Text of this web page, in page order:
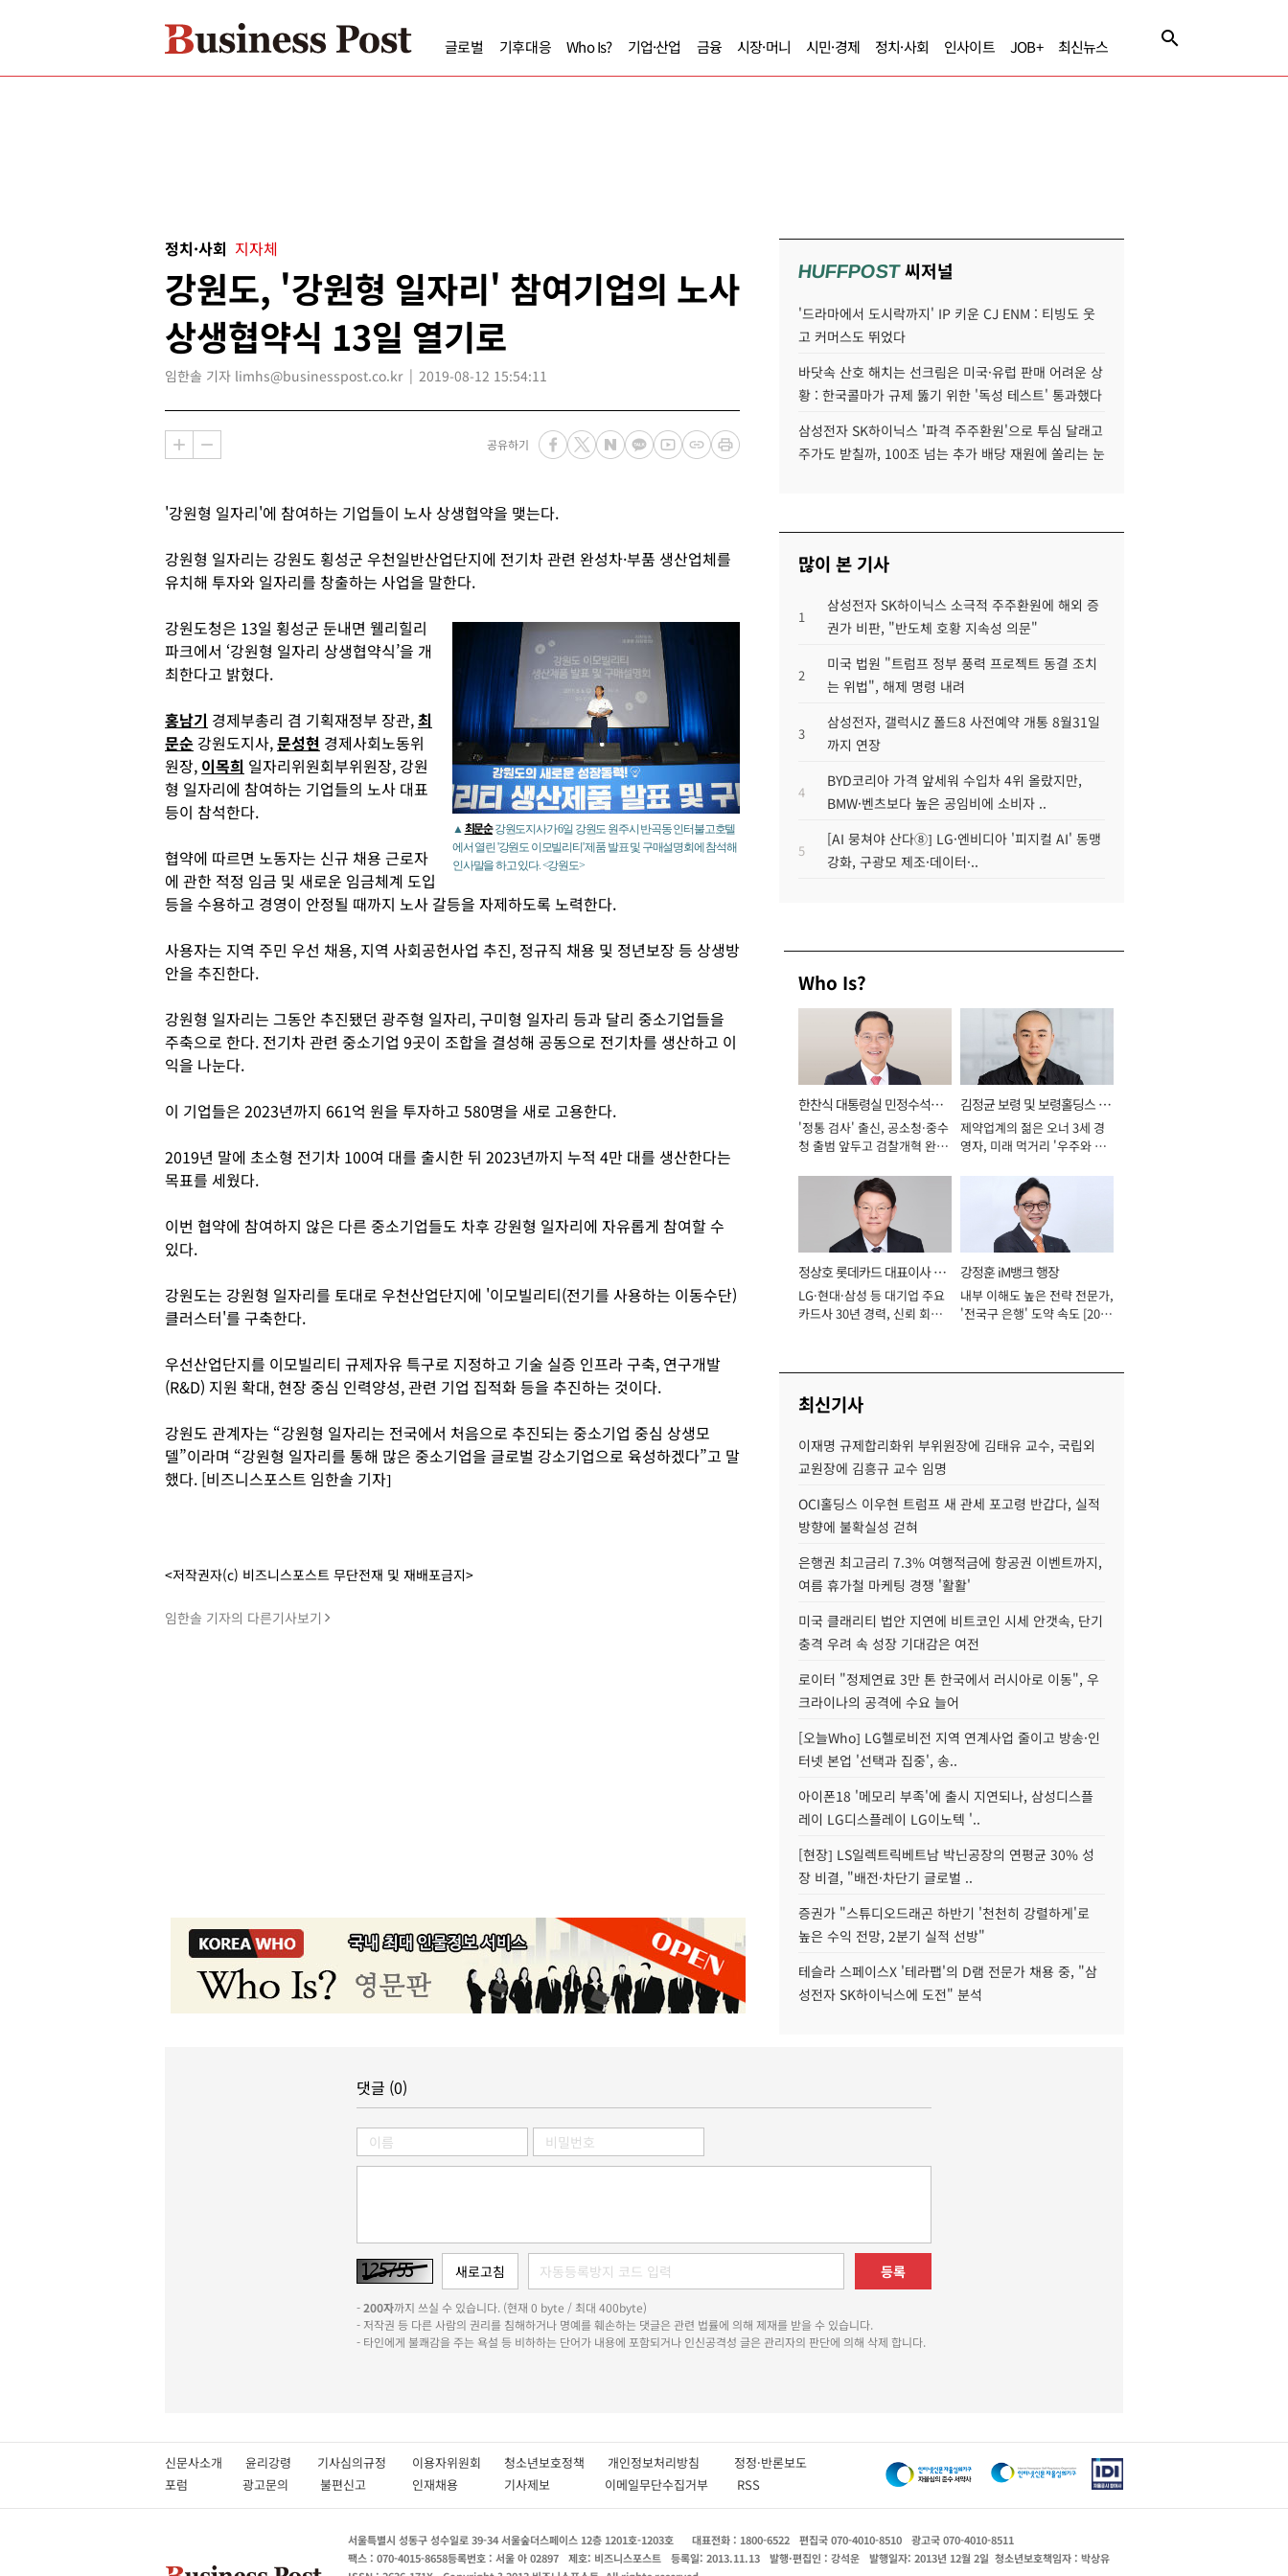
글로벌 기후대응 Who Is? 기업·산업 금융 시장·머니 시민·경제 정치·사회 인사이트 JOB+ 최신뉴스
정치·사회 지자체
강원도, '강원형 일자리' 참여기업의 노사
상생협약식 13일 열기로
임한솔 기자 limhs@businesspost.co.kr 2019-08-12 15:54:11
공유하기
'강원형 일자리'에 참여하는 기업들이 노사 상생협약을 맺는다.
강원형 일자리는 강원도 횡성군 우천일반산업단지에 전기차 관련 완성차·부품 생산업체를
유치해 투자와 일자리를 창출하는 사업을 말한다.
▲ 최문순강원도지사가 6일 강원도 원주시 반곡동 인터불고호텔
에서 열린 '강원도 이모빌리티' 제품 발표 및 구매설명회에 참석해
인사말을 하고 있다. <강원도>
강원도청은 13일 횡성군 둔내면 웰리힐리
파크에서 ‘강원형 일자리 상생협약식’을 개
최한다고 밝혔다.
홍남기 경제부총리 겸 기획재정부 장관,최
문순 강원도지사,문성현 경제사회노동위
원장, 이목희 일자리위원회부위원장, 강원
형 일자리에 참여하는 기업들의 노사 대표
등이 참석한다.
협약에 따르면 노동자는 신규 채용 근로자
에 관한 적정 임금 및 새로운 임금체계 도입
등을 수용하고 경영이 안정될 때까지 노사 갈등을 자제하도록 노력한다.
사용자는 지역 주민 우선 채용, 지역 사회공헌사업 추진, 정규직 채용 및 정년보장 등 상생방
안을 추진한다.
강원형 일자리는 그동안 추진됐던 광주형 일자리, 구미형 일자리 등과 달리 중소기업들을
주축으로 한다. 전기차 관련 중소기업 9곳이 조합을 결성해 공동으로 전기차를 생산하고 이
익을 나눈다.
이 기업들은 2023년까지 661억 원을 투자하고 580명을 새로 고용한다.
2019년 말에 초소형 전기차 100여 대를 출시한 뒤 2023년까지 누적 4만 대를 생산한다는
목표를 세웠다.
이번 협약에 참여하지 않은 다른 중소기업들도 차후 강원형 일자리에 자유롭게 참여할 수
있다.
강원도는 강원형 일자리를 토대로 우천산업단지에 '이모빌리티(전기를 사용하는 이동수단)
클러스터'를 구축한다.
우선산업단지를 이모빌리티 규제자유 특구로 지정하고 기술 실증 인프라 구축, 연구개발
(R&D) 지원 확대, 현장 중심 인력양성, 관련 기업 집적화 등을 추진하는 것이다.
강원도 관계자는 “강원형 일자리는 전국에서 처음으로 추진되는 중소기업 중심 상생모
델”이라며 “강원형 일자리를 통해 많은 중소기업을 글로벌 강소기업으로 육성하겠다”고 말
했다. [비즈니스포스트 임한솔 기자]
<저작권자(c) 비즈니스포스트 무단전재 및 재배포금지>
임한솔 기자의 다른기사보기
HUFFPOST씨저널
'드라마에서 도시락까지' IP 키운 CJ ENM : 티빙도 웃
고 커머스도 뛰었다
바닷속 산호 해치는 선크림은 미국·유럽 판매 어려운 상
황 : 한국콜마가 규제 뚫기 위한 '독성 테스트' 통과했다
삼성전자 SK하이닉스 '파격 주주환원'으로 투심 달래고
주가도 받칠까, 100조 넘는 추가 배당 재원에 쏠리는 눈
많이 본 기사
1
삼성전자 SK하이닉스 소극적 주주환원에 해외 증
권가 비판, "반도체 호황 지속성 의문"
2
미국 법원 "트럼프 정부 풍력 프로젝트 동결 조치
는 위법", 해제 명령 내려
3
삼성전자, 갤럭시Z 폴드8 사전예약 개통 8월31일
까지 연장
4
BYD코리아 가격 앞세워 수입차 4위 올랐지만,
BMW·벤츠보다 높은 공임비에 소비자 ..
5
[AI 뭉쳐야 산다⑧] LG·엔비디아 '피지컬 AI' 동맹
강화, 구광모 제조·데이터·..
Who Is?
한찬식 대통령실 민정수석비
서관
'정통 검사' 출신, 공소청·중수
청 출범 앞두고 검찰개혁 완수
김정균 보령 및 보령홀딩스 대
표이사 사장
제약업계의 젊은 오너 3세 경
영자, 미래 먹거리 '우주와 헬
정상호 롯데카드 대표이사 사
장
LG·현대·삼성 등 대기업 주요
카드사 30년 경력, 신뢰 회복
강정훈 iM뱅크 행장
내부 이해도 높은 전략 전문가,
'전국구 은행' 도약 속도 [2026
최신기사
이재명 규제합리화위 부위원장에 김태유 교수, 국립외
교원장에 김흥규 교수 임명
OCI홀딩스 이우현 트럼프 새 관세 포고령 반갑다, 실적
방향에 불확실성 걷혀
은행권 최고금리 7.3% 여행적금에 항공권 이벤트까지,
여름 휴가철 마케팅 경쟁 '활활'
미국 클래리티 법안 지연에 비트코인 시세 안갯속, 단기
충격 우려 속 성장 기대감은 여전
로이터 "정제연료 3만 톤 한국에서 러시아로 이동", 우
크라이나의 공격에 수요 늘어
[오늘Who] LG헬로비전 지역 연계사업 줄이고 방송·인
터넷 본업 '선택과 집중', 송..
아이폰18 '메모리 부족'에 출시 지연되나, 삼성디스플
레이 LG디스플레이 LG이노텍 '..
[현장] LS일렉트릭베트남 박닌공장의 연평균 30% 성
장 비결, "배전·차단기 글로벌 ..
증권가 "스튜디오드래곤 하반기 '천천히 강렬하게'로
높은 수익 전망, 2분기 실적 선방"
테슬라 스페이스X '테라팹'의 D램 전문가 채용 중, "삼
성전자 SK하이닉스에 도전" 분석
댓글 (0)
등록
-200자까지 쓰실 수 있습니다. (현재 0 byte / 최대 400byte)
- 저작권 등 다른 사람의 권리를 침해하거나 명예를 훼손하는 댓글은 관련 법률에 의해 제재를 받을 수 있습니다.
- 타인에게 불쾌감을 주는 욕설 등 비하하는 단어가 내용에 포함되거나 인신공격성 글은 관리자의 판단에 의해 삭제 합니다.
신문사소개 윤리강령 기사심의규정 이용자위원회 청소년보호정책 개인정보처리방침 정정·반론보도
포럼
광고문의 불편신고 인재채용 기사제보 이메일무단수집거부 RSS
서울특별시 성동구 성수일로 39-34 서울숲더스페이스 12층 1201호-1203호 대표전화 : 1800-6522 편집국 070-4010-8510
광고국 070-4010-8511
팩스 : 070-4015-8658등록번호 : 서울 아 02897 제호: 비즈니스포스트 등록일: 2013.11.13 발행·편집인 : 강석운 발행일자: 2013년 12월 2일 청소년보호책임자 : 박상유